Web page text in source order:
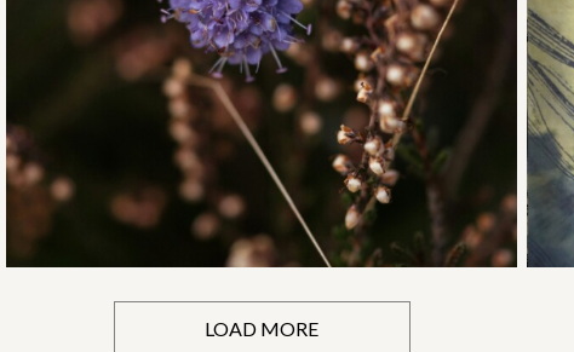
LOAD MORE